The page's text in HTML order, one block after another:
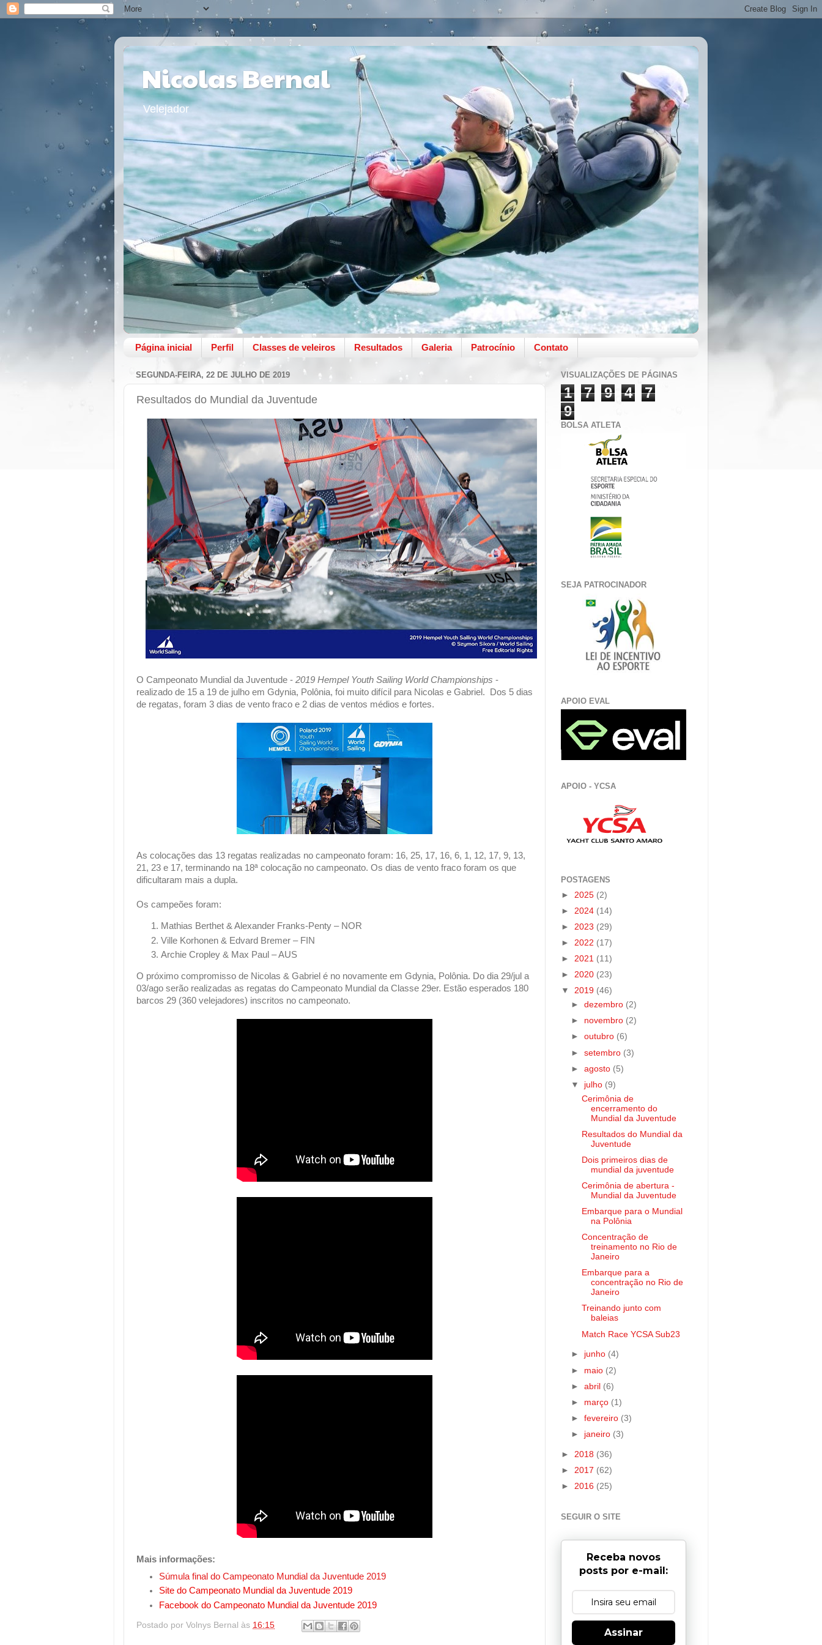
Nicolas Bernal
Velejador
Página inicial Perfil Classes de veleiros Resultados Galeria Patrocínio Contato
SEGUNDA-FEIRA, 22 DE JULHO DE 2019
Resultados do Mundial da Juventude
O Campeonato Mundial da Juventude - 2019 Hempel Youth Sailing World Championships -
realizado de 15 a 19 de julho em Gdynia, Polônia, foi muito difícil para Nicolas e Gabriel. Dos 5 dias
de regatas, foram 3 dias de vento fraco e 2 dias de ventos médios e fortes.
As colocações das 13 regatas realizadas no campeonato foram: 16, 25, 17, 16, 6, 1, 12, 17, 9, 13,
21, 23 e 17, terminando na 18ª colocação no campeonato. Os dias de vento fraco foram os que
dificultaram mais a dupla.
Os campeões foram:
Mathias Berthet & Alexander Franks-Penty – NOR
Ville Korhonen & Edvard Bremer – FIN
Archie Cropley & Max Paul – AUS
O próximo compromisso de Nicolas & Gabriel é no novamente em Gdynia, Polônia. Do dia 29/jul a
03/ago serão realizadas as regatas do Campeonato Mundial da Classe 29er. Estão esperados 180
barcos 29 (360 velejadores) inscritos no campeonato.
Mais informações:
Súmula final do Campeonato Mundial da Juventude 2019
Site do Campeonato Mundial da Juventude 2019
Facebook do Campeonato Mundial da Juventude 2019
Postado por Volnys Bernal às 16:15
VISUALIZAÇÕES DE PÁGINAS
1 7 9 4
7
9
BOLSA ATLETA
SEJA PATROCINADOR
APOIO EVAL
APOIO - YCSA
POSTAGENS
► 2025 (2)
► 2024 (14)
► 2023 (29)
► 2022 (17)
► 2021 (11)
► 2020 (23)
▼ 2019 (46)
►dezembro (2)
► novembro (2)
►outubro (6)
►setembro (3)
►agosto (5)
▼ julho (9)
Cerimônia de
encerramento do
Mundial da Juventude
Resultados do Mundial da
Juventude
Dois primeiros dias de
mundial da juventude
Cerimônia de abertura -
Mundial da Juventude
Embarque para o Mundial
na Polônia
Concentração de
treinamento no Rio de
Janeiro
Embarque para a
concentração no Rio de
Janeiro
Treinando junto com
baleias
Match Race YCSA Sub23
► junho (4)
► maio (2)
►abril (6)
► março (1)
►fevereiro (3)
► janeiro (3)
► 2018 (36)
► 2017 (62)
► 2016 (25)
SEGUIR O SITE
Receba novos
posts por e-mail:
Assinar